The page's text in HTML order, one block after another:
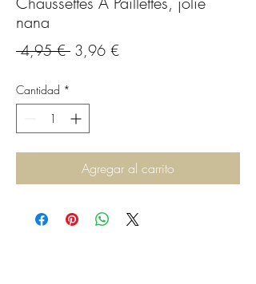
nana
4,95 € Precio
3,96 €
Cantidad *
Agregar al carrito